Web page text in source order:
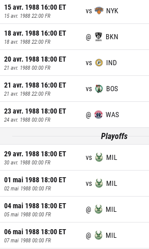
15 avr. 1988 16:00ET
15 avr. 1988 22:00 FR
vs NYK
18 avr. 1988 16:00ET
18 avr. 1988 22:00 FR
@ BKN
20 avr. 1988 18:00ET
21 avr. 1988 00:00 FR
vs IND
21 avr. 1988 16:00ET
21 avr. 1988 22:00 FR
vs BOS
23 avr. 1988 18:00ET
24 avr. 1988 00:00 FR
@ WAS
Playoffs
29 avr. 1988 18:00ET
30 avr. 1988 00:00 FR
vs MIL
01 mai 1988 18:00ET
02 mai 1988 00:00 FR
vs MIL
04 mai 1988 18:00ET
05 mai 1988 00:00 FR
@ MIL
06 mai 1988 18:00ET
07 mai 1988 00:00 FR
@ MIL